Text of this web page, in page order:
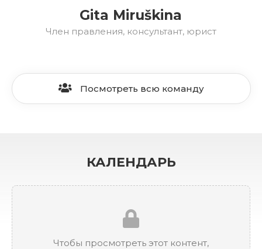
Gita Miruškina
Член правления, консультант, юрист
Посмотреть всю команду
КАЛЕНДАРЬ
Чтобы просмотреть этот контент,